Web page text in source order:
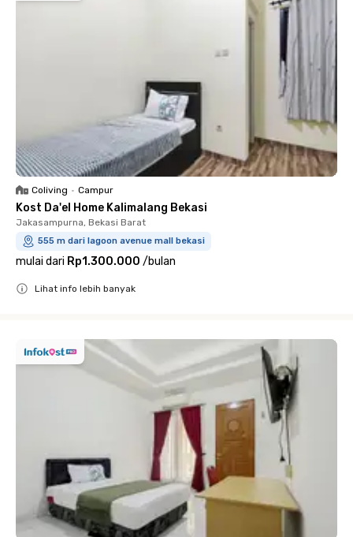
Coliving • Campur
Kost Da'el Home Kalimalang Bekasi
Jakasampurna, Bekasi Barat
555 m dari lagoon avenue mall bekasi
mulai dari Rp1.300.000 /bulan
Lihat info lebih banyak